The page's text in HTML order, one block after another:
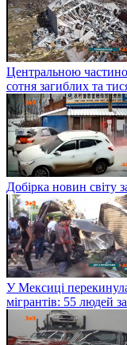
Центральною
сотня загиблих та
Добірка новин світу
У Мексиці
мігрантів: 55 людей